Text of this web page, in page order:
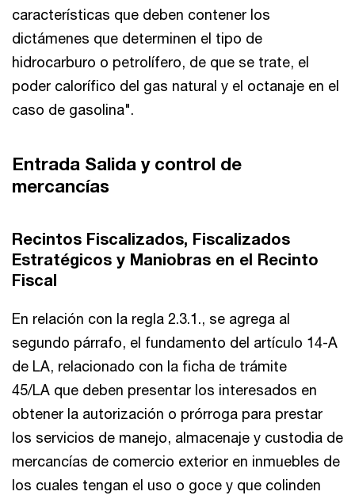
características que deben contener los
dictámenes que determinen el tipo de
hidrocarburo o petrolífero, de que se trate, el
poder calorífico del gas natural y el octanaje en el
caso de gasolina".
Entrada Salida y control de
mercancías
Recintos Fiscalizados, Fiscalizados
Estratégicos y Maniobras en el Recinto
Fiscal
En relación con la regla 2.3.1., se agrega al
segundo párrafo, el fundamento del artículo 14-A
de LA, relacionado con la ficha de trámite
45/LA que deben presentar los interesados en
obtener la autorización o prórroga para prestar
los servicios de manejo, almacenaje y custodia de
mercancías de comercio exterior en inmuebles de
los cuales tengan el uso o goce y que colinden